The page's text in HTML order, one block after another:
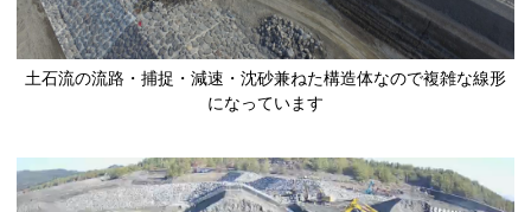
土石流の流路・捕捉・減速・沈砂兼ねた構造体なので複雑な線形
になっています